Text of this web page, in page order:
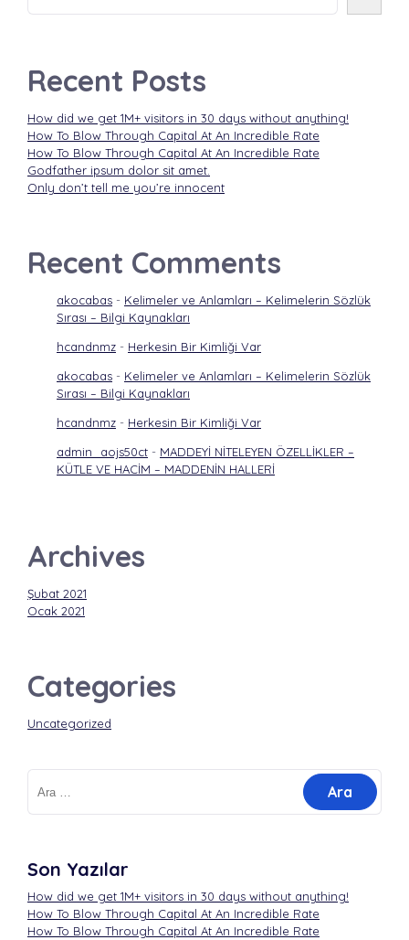
Recent Posts
How did we get 1M+ visitors in 30 days without anything!
How To Blow Through Capital At An Incredible Rate
How To Blow Through Capital At An Incredible Rate
Godfather ipsum dolor sit amet.
Only don’t tell me you’re innocent
Recent Comments
akocabas - Kelimeler ve Anlamları – Kelimelerin Sözlük
Sırası – Bilgi Kaynakları
hcandnmz - Herkesin Bir Kimliği Var
akocabas - Kelimeler ve Anlamları – Kelimelerin Sözlük
Sırası – Bilgi Kaynakları
hcandnmz - Herkesin Bir Kimliği Var
admin_aojs50ct - MADDEYİ NİTELEYEN ÖZELLİKLER –
KÜTLE VE HACİM – MADDENİN HALLERİ
Archives
Şubat 2021
Ocak 2021
Categories
Uncategorized
Arama:
Son Yazılar
How did we get 1M+ visitors in 30 days without anything!
How To Blow Through Capital At An Incredible Rate
How To Blow Through Capital At An Incredible Rate